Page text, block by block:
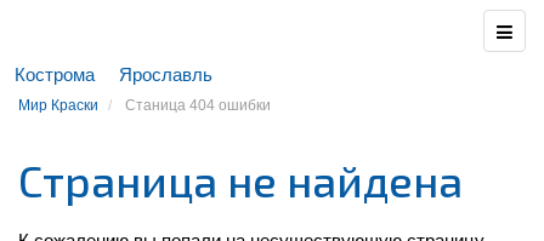
Кострома Ярославль
Мир Краски Станица 404 ошибки
Страница не найдена